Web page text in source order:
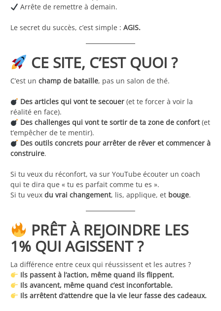
Arrête de remettre à demain.
Le secret du succès, c’est simple : AGIS.
CE SITE, C’EST QUOI ?
C’est un champ de bataille, pas un salon de thé.
Des articles qui vont te secouer(et te forcer à voir la
réalité en face).
Des challenges qui vont te sortir de ta zone de confort(et
t’empêcher de te mentir).
Des outils concrets pour arrêter de rêver et commencer à
construire.
Si tu veux du réconfort, va sur YouTube écouter un coach
qui te dira que « tu es parfait comme tu es ».
Si tu veux du vrai changement, lis, applique, et bouge.
PRÊT À REJOINDRE LES
1% QUI AGISSENT ?
La différence entre ceux qui réussissent et les autres ?
Ils passent à l’action, même quand ils flippent.
Ils avancent, même quand c’est inconfortable.
Ils arrêtent d’attendre que la vie leur fasse des cadeaux.